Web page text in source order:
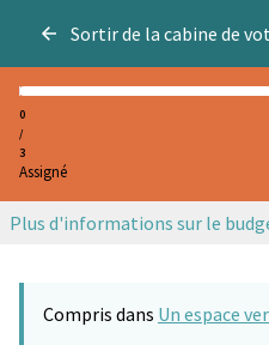
Sortir de la cabine de
0
/
3
Assigné
Plus d'informations sur le
Compris dans Un espace